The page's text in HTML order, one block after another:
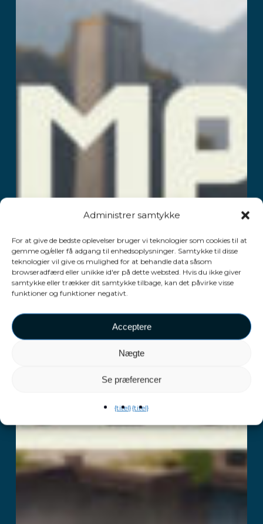
Administrer samtykke
For at give de bedste oplevelser bruger vi teknologier som cookies til at
gemme og/eller få adgang til enhedsoplysninger. Samtykke til disse
teknologier vil give os mulighed for at behandle data såsom
browseradfærd eller unikke id'er på dette websted. Hvis du ikke giver
samtykke eller trækker dit samtykke tilbage, kan det påvirke visse
funktioner og funktioner negativt.
Acceptere
Nægte
Se præferencer
{titel}{titel}